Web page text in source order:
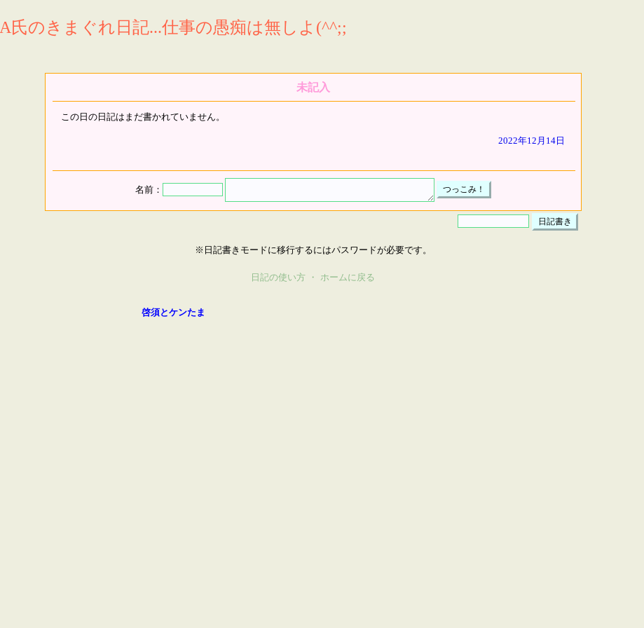
A氏のきまぐれ日記...仕事の愚痴は無しよ(^^;;
未記入
この日の日記はまだ書かれていません。
2022年12月14日
名前：
※日記書きモードに移行するにはパスワードが必要です。
日記の使い方 ・ ホームに戻る
啓須とケンたま